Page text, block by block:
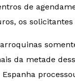
de
os
da metade